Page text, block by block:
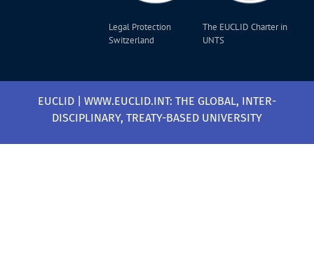
Legal Protection
Switzerland
The EUCLID Charter in
UNTS
EUCLID | WWW.EUCLID.INT: THE GLOBAL, INTER-
DISCIPLINARY, TREATY-BASED UNIVERSITY